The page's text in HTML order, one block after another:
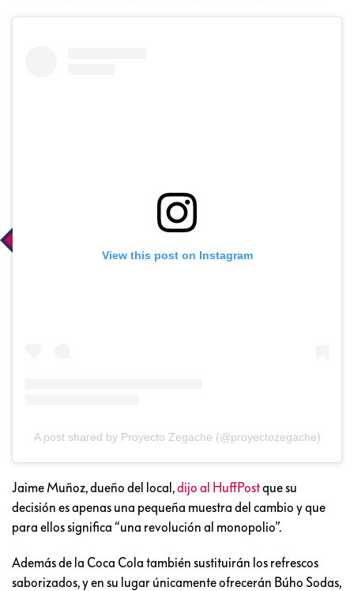
View this post on Instagram
A post shared by Proyecto Zegache (@proyectozegache)
Jaime Muñoz, dueño del local,dijo al HuffPostque su
decisión es apenas una pequeña muestra del cambio y que
para ellos significa “una revolución al monopolio”.
Además de la Coca Cola también sustituirán los refrescos
saborizados, y en su lugar únicamente ofrecerán Búho Sodas,